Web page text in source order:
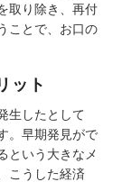
取り除き、再付
ことで、お口の
ット
生したとして
。早期発見がで
という大きなメ
こうした経済